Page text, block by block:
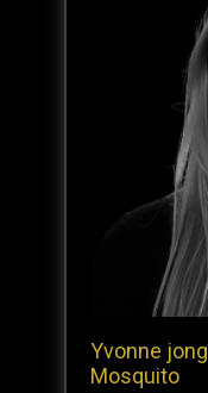
Yvonne jong
Mosquito